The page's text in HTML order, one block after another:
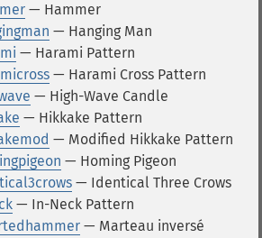
— Hammer
— Hanging Man
— Harami Pattern
— Harami Cross Pattern
— High-Wave Candle
— Hikkake Pattern
— Modified Hikkake Pattern
— Homing Pigeon
— Identical Three Crows
— In-Neck Pattern
— Marteau inversé